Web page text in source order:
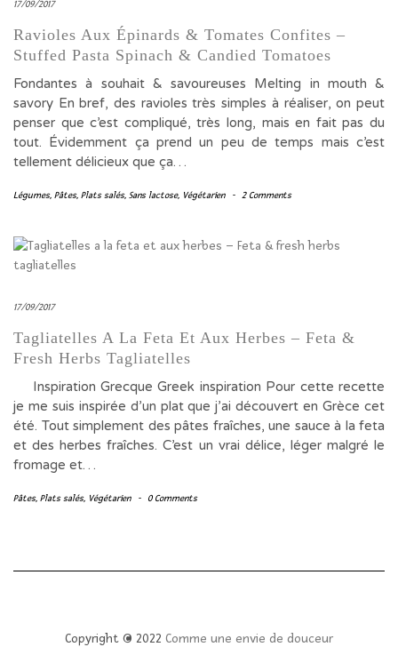
17/09/2017
Ravioles Aux Épinards & Tomates Confites –
Stuffed Pasta Spinach & Candied Tomatoes
Fondantes à souhait & savoureuses Melting in mouth &
savory En bref, des ravioles très simples à réaliser, on peut
penser que c’est compliqué, très long, mais en fait pas du
tout. Évidemment ça prend un peu de temps mais c’est
tellement délicieux que ça…
Légumes, Pâtes, Plats salés, Sans lactose, Végétarien - 2 Comments
17/09/2017
Tagliatelles A La Feta Et Aux Herbes – Feta &
Fresh Herbs Tagliatelles
Inspiration Grecque Greek inspiration Pour cette recette
je me suis inspirée d’un plat que j’ai découvert en Grèce cet
été. Tout simplement des pâtes fraîches, une sauce à la feta
et des herbes fraîches. C’est un vrai délice, léger malgré le
fromage et…
Pâtes, Plats salés, Végétarien - 0 Comments
Copyright © 2022 Comme une envie de douceur